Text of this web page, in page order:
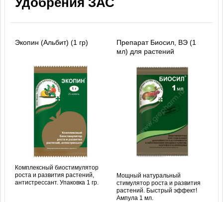
Экопин (Альбит) (1 гр)
Комплексный биостимулятор
роста и развития растений,
антистрессант. Упаковка 1 гр.
Препарат Биосил, ВЭ (1
мл) для растений
Мощный натуральный
стимулятор роста и развития
растений. Быстрый эффект!
Ампула 1 мл.